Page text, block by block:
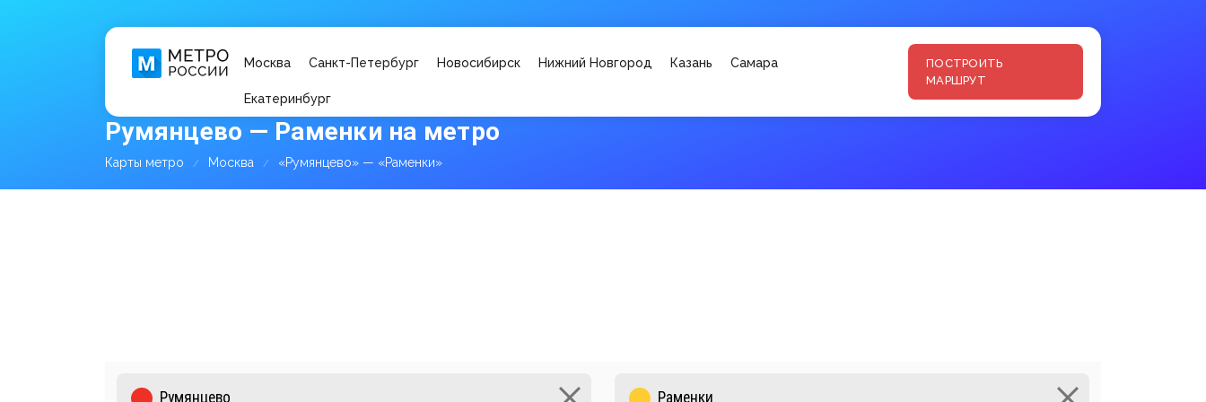
Москва Санкт-Петербург Новосибирск Нижний Новгород Казань Самара
Екатеринбург
ПОСТРОИТЬ
МАРШРУТ
Румянцево — Раменки на метро
Карты метро Москва «Румянцево» — «Раменки»